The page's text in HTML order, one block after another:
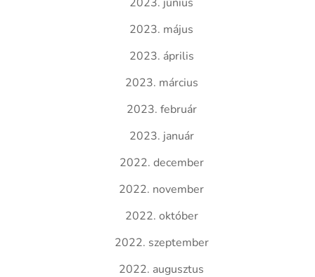
2023. május
2023. április
2023. március
2023. február
2023. január
2022. december
2022. november
2022. október
2022. szeptember
2022. augusztus